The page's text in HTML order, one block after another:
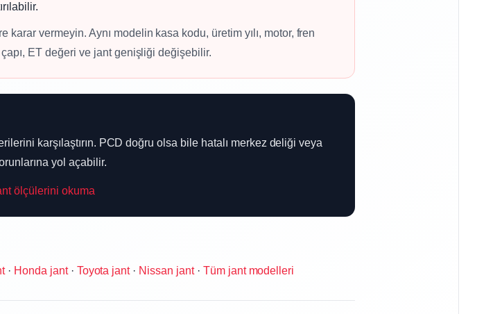
karar vermeyin. Aynı modelin kasa kodu, üretim yılı, motor, fren
ET değeri ve jant genişliği değişebilir.
karşılaştırın. PCD doğru olsa bile hatalı merkez deliği veya
yol açabilir.
ölçülerini okuma
· Honda jant· Toyota jant· Nissan jant· Tüm jant modelleri